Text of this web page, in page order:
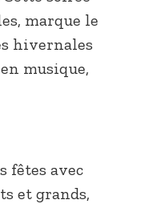
marque le
hivernales
musique,
fêtes avec
et grands,